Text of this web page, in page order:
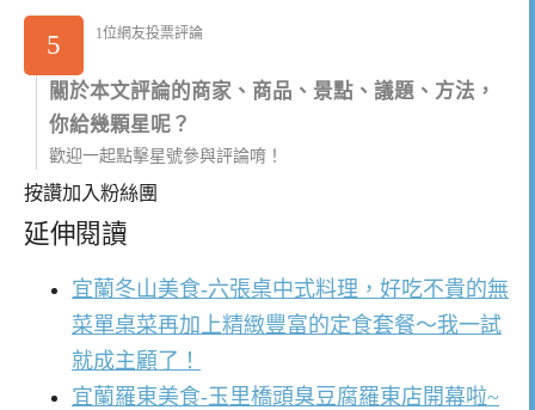
5 1位網友投票評論
關於本文評論的商家、商品、景點、議題、方法，
你給幾顆星呢？
歡迎一起點擊星號參與評論唷！
按讚加入粉絲團
延伸閱讀
宜蘭冬山美食-六張桌中式料理，好吃不貴的無
菜單桌菜再加上精緻豐富的定食套餐～我一試
就成主顧了！
宜蘭羅東美食-玉里橋頭臭豆腐羅東店開幕啦~